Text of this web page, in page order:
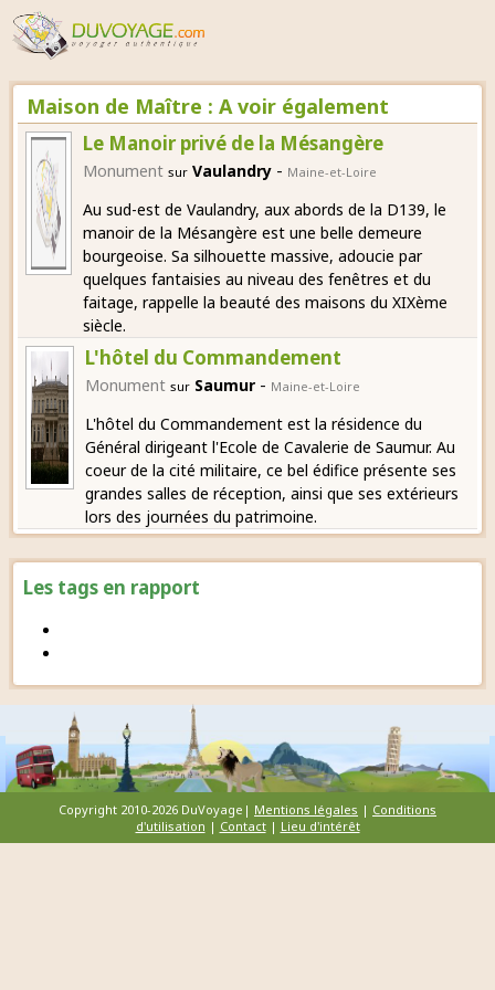
Les tags en rapport
Maison de Maître : A voir également
Le Manoir privé de la Mésangère
Monument sur Vaulandry - Maine-et-Loire
Au sud-est de Vaulandry, aux abords de la D139, le
manoir de la Mésangère est une belle demeure
bourgeoise. Sa silhouette massive, adoucie par
quelques fantaisies au niveau des fenêtres et du
faitage, rappelle la beauté des maisons du XIXème
siècle.
L'hôtel du Commandement
Monument sur Saumur - Maine-et-Loire
L'hôtel du Commandement est la résidence du
Général dirigeant l'Ecole de Cavalerie de Saumur. Au
coeur de la cité militaire, ce bel édifice présente ses
grandes salles de réception, ainsi que ses extérieurs
lors des journées du patrimoine.
Copyright 2010-2026 DuVoyage| Mentions légales | Conditions
d'utilisation | Contact| Lieu d'intérêt